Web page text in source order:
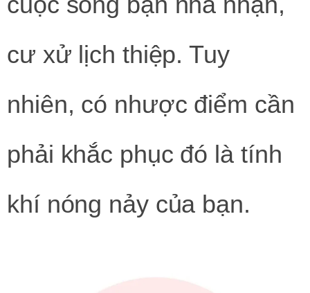
cư xử lịch thiệp. Tuy
nhiên, có nhược điểm cần
phải khắc phục đó là tính
khí nóng nảy của bạn.